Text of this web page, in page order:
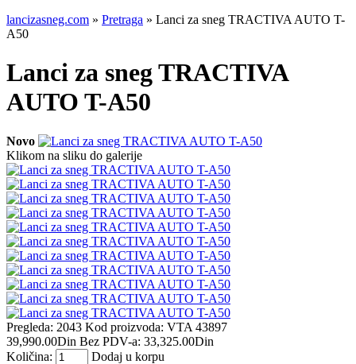
lancizasneg.com » Pretraga » Lanci za sneg TRACTIVA AUTO T-
A50
Lanci za sneg TRACTIVA
AUTO T-A50
Novo
Klikom na sliku do galerije
Pregleda: 2043 Kod proizvoda: VTA 43897
39,990.00Din Bez PDV-a: 33,325.00Din
Količina:
Dodaj u korpu